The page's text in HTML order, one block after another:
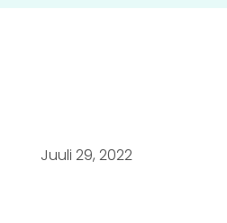
Juuli 29, 2022